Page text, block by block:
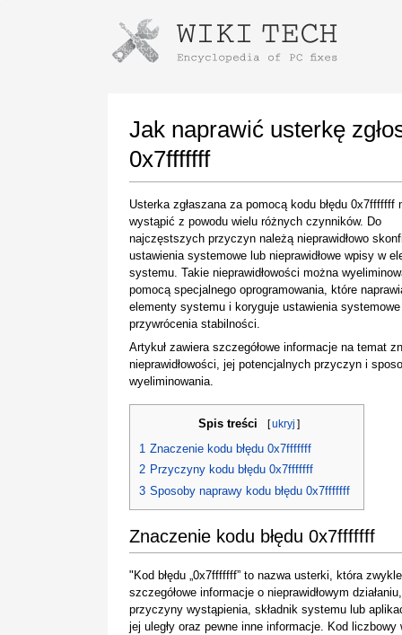
Jak naprawić usterkę
0x7fffffff
Usterka zgłaszana za pomocą kodu błędu 0x7fffffff
wystąpić z powodu wielu różnych czynników. Do
najczęstszych przyczyn należą nieprawidłowo
ustawienia systemowe lub nieprawidłowe wpisy w
systemu. Takie nieprawidłowości można
pomocą specjalnego oprogramowania, które
elementy systemu i koryguje ustawienia
przywrócenia stabilności.
Artykuł zawiera szczegółowe informacje na temat
nieprawidłowości, jej potencjalnych przyczyn i
wyeliminowania.
Spis treści [ukryj ]
1 Znaczenie kodu błędu 0x7fffffff
2 Przyczyny kodu błędu 0x7fffffff
3 Sposoby naprawy kodu błędu 0x7fffffff
Znaczenie kodu błędu 0x7fffffff
"Kod błędu „0x7fffffff” to nazwa usterki, która
szczegółowe informacje o nieprawidłowym
przyczyny wystąpienia, składnik systemu lub
jej uległy oraz pewne inne informacje. Kod liczbowy
Instructions for downloading using
Once the download is complete, click on the
downloaded file link